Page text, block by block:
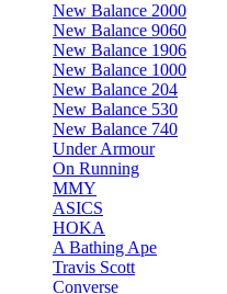
New Balance 2000
New Balance 9060
New Balance 1906
New Balance 1000
New Balance 204
New Balance 530
New Balance 740
Under Armour
On Running
MMY
ASICS
HOKA
A Bathing Ape
Travis Scott
Converse